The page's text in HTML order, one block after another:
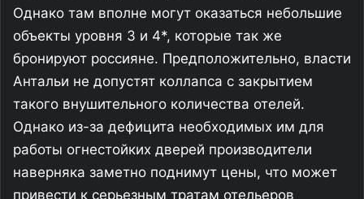
Однако там вполне могут оказаться небольшие
объекты уровня 3 и 4*, которые так же
бронируют россияне. Предположительно, власти
Антальи не допустят коллапса с закрытием
такого внушительного количества отелей.
Однако из-за дефицита необходимых им для
работы огнестойких дверей производители
наверняка заметно поднимут цены, что может
привести к серьезным тратам отельеров